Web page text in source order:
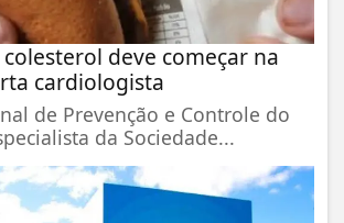
deve começar na
cardiologista
de Prevenção e Controle do
da Sociedade...